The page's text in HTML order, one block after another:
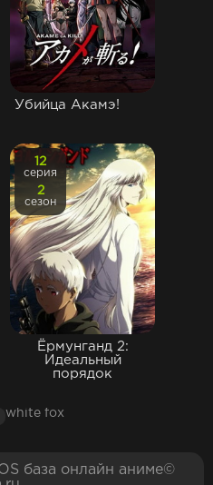
Убийца Акамэ!
Ёрмунганд 2:
Идеальный
порядок
12
серия
2
сезон
white fox
база онлайн аниме©